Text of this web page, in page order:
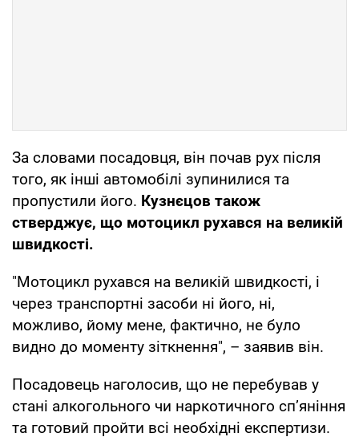
За словами посадовця, він почав рух після
того, як інші автомобілі зупинилися та
пропустили його. Кузнєцов також
стверджує, що мотоцикл рухався на великій
швидкості.
"Мотоцикл рухався на великій швидкості, і
через транспортні засоби ні його, ні,
можливо, йому мене, фактично, не було
видно до моменту зіткнення", – заявив він.
Посадовець наголосив, що не перебував у
стані алкогольного чи наркотичного сп’яніння
та готовий пройти всі необхідні експертизи.